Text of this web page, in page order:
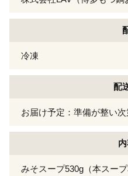
冷凍
配
お届け予定：準備が整い
みそスープ530g（本スー